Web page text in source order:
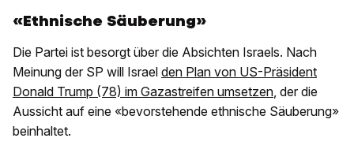
«Ethnische Säuberung»
Die Partei ist besorgt über die Absichten Israels. Nach
Meinung der SP will Israel den Plan von US-Präsident
Donald Trump (78) im Gazastreifen umsetzen, der die
Aussicht auf eine «bevorstehende ethnische Säuberung»
beinhaltet.